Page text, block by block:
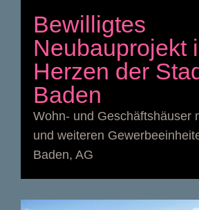
Bewilligtes
Neubauprojekt
Herzen der
Baden
Wohn- und Geschäftshäuser
und weiteren
Baden, AG